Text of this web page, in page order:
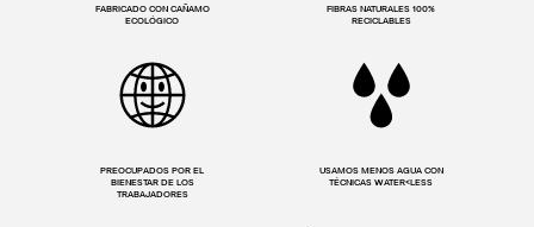
FABRICADO CON CAÑAMO
ECOLÓGICO
FIBRAS NATURALES 100%
RECICLABLES
PREOCUPADOS POR EL
BIENESTAR DE LOS
TRABAJADORES
USAMOS MENOS AGUA CON
TÉCNICAS WATER<LESS